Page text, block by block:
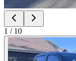
1 / 10